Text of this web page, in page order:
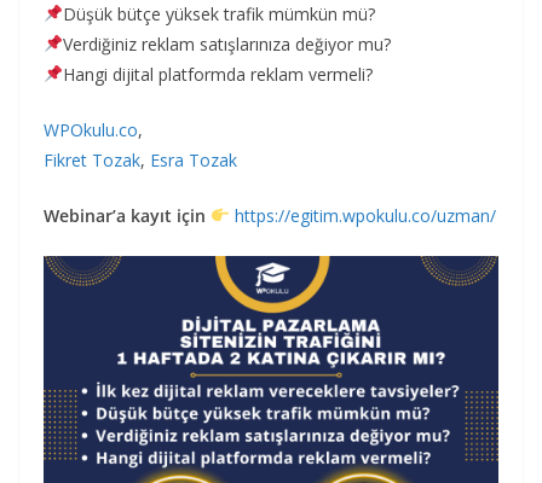
Düşük bütçe yüksek trafik mümkün mü?
Verdiğiniz reklam satışlarınıza değiyor mu?
Hangi dijital platformda reklam vermeli?
WPOkulu.co,
Fikret Tozak, Esra Tozak
Webinar’a kayıt için https://egitim.wpokulu.co/uzman/